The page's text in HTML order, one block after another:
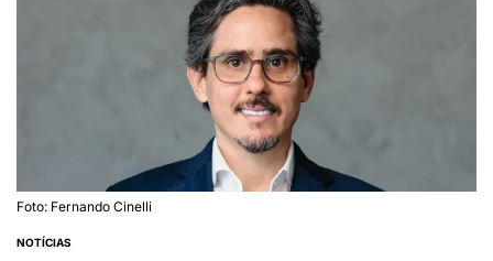
Foto: Fernando Cinelli
NOTÍCIAS